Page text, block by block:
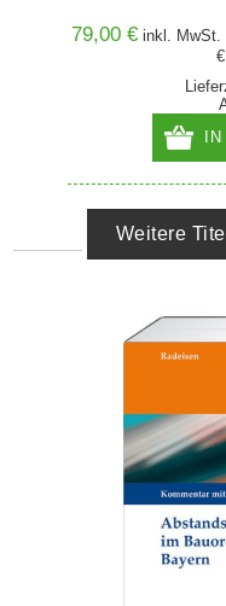
79,00 € inkl. MwSt.
Weitere